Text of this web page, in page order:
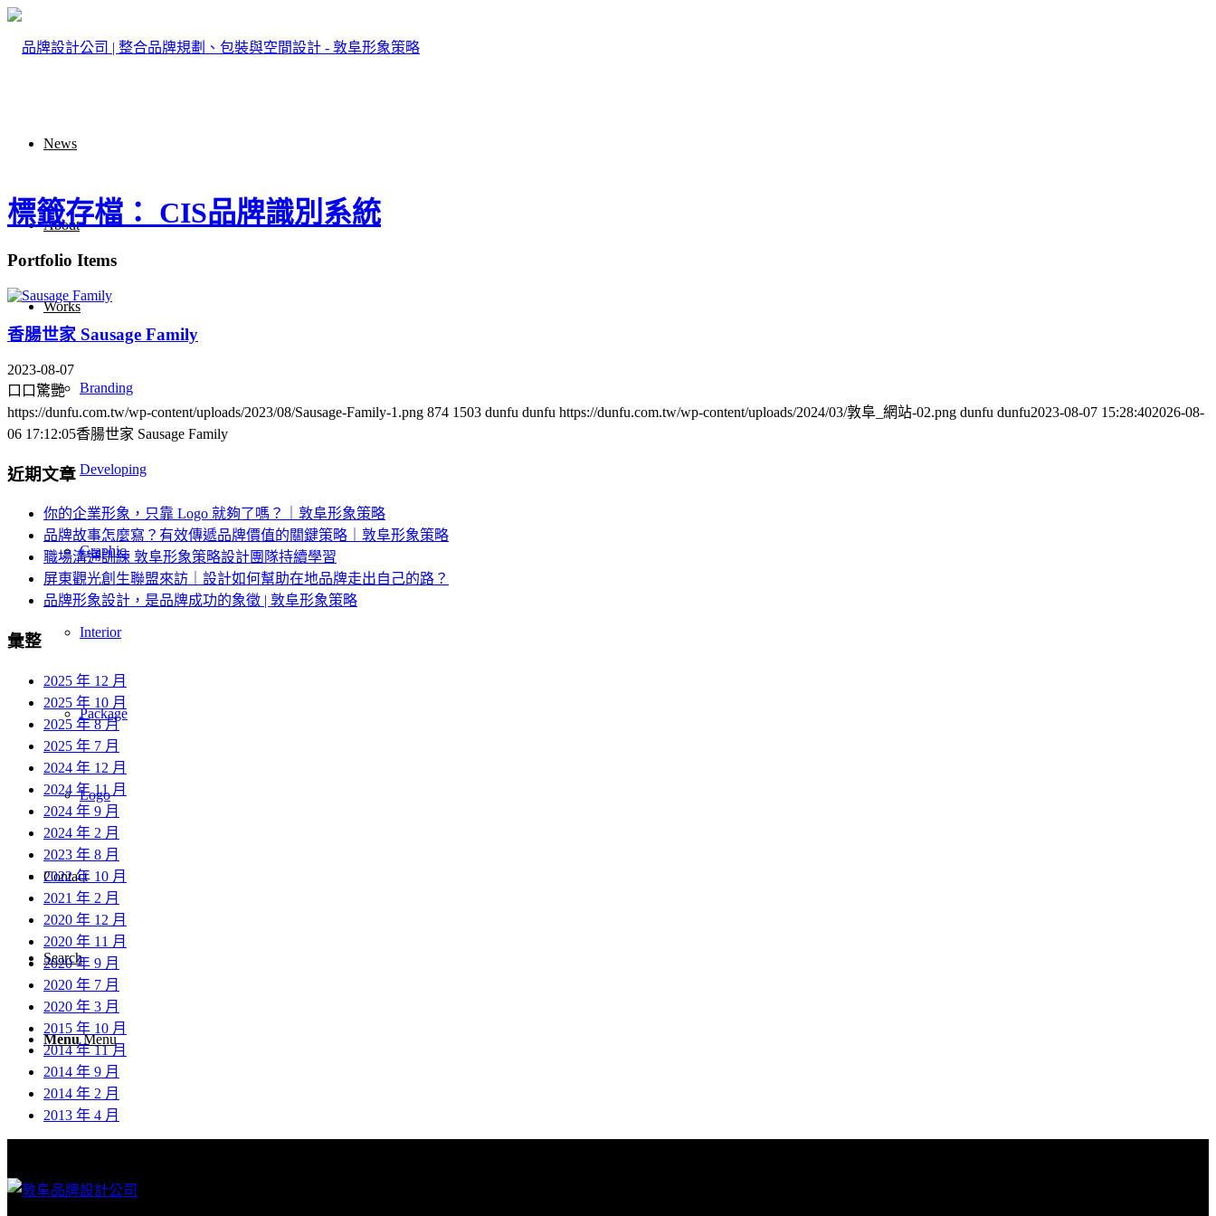
News
About
Works
Branding
Developing
Graphic
Interior
Package
Logo
Contact
Search
Menu Menu
標籤存檔： CIS品牌識別系統
Portfolio Items
香腸世家 Sausage Family
2023-08-07
口口驚艷
https://dunfu.com.tw/wp-content/uploads/2023/08/Sausage-Family-1.png 874 1503 dunfu dunfu https://dunfu.com.tw/wp-content/uploads/2024/03/敦阜_網站-02.png dunfu dunfu2023-08-07 15:28:402026-08-
06 17:12:05香腸世家 Sausage Family
近期文章
你的企業形象，只靠 Logo 就夠了嗎？｜敦阜形象策略
品牌故事怎麼寫？有效傳遞品牌價值的關鍵策略｜敦阜形象策略
職場溝通訓練 敦阜形象策略設計團隊持續學習
屏東觀光創生聯盟來訪｜設計如何幫助在地品牌走出自己的路？
品牌形象設計，是品牌成功的象徵 | 敦阜形象策略
彙整
2025 年 12 月
2025 年 10 月
2025 年 8 月
2025 年 7 月
2024 年 12 月
2024 年 11 月
2024 年 9 月
2024 年 2 月
2023 年 8 月
2022 年 10 月
2021 年 2 月
2020 年 12 月
2020 年 11 月
2020 年 9 月
2020 年 7 月
2020 年 3 月
2015 年 10 月
2014 年 11 月
2014 年 9 月
2014 年 2 月
2013 年 4 月